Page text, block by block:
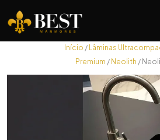
Início / Lâminas
Premium / Neolith /